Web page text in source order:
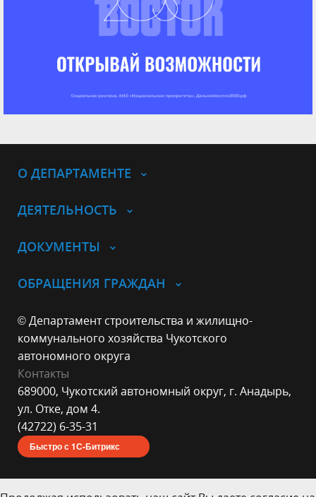
О ДЕПАРТАМЕНТЕ
ДЕЯТЕЛЬНОСТЬ
ДОКУМЕНТЫ
ОБРАЩЕНИЯ ГРАЖДАН
© Департамент строительства и жилищно-
коммунального хозяйства Чукотского
автономного округа
Контакты
689000, Чукотский автономный округ, г. Анадырь,
ул. Отке, дом 4.
(42722) 6-35-31
Быстро с 1С-Битрикс